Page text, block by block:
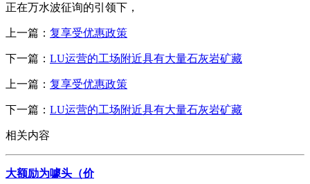
正在万水波征询的引领下，
上一篇： 复享受优惠政策
下一篇： LU运营的工场附近具有大量石灰岩矿藏
上一篇： 复享受优惠政策
下一篇： LU运营的工场附近具有大量石灰岩矿藏
相关内容
大额励为噱头（价